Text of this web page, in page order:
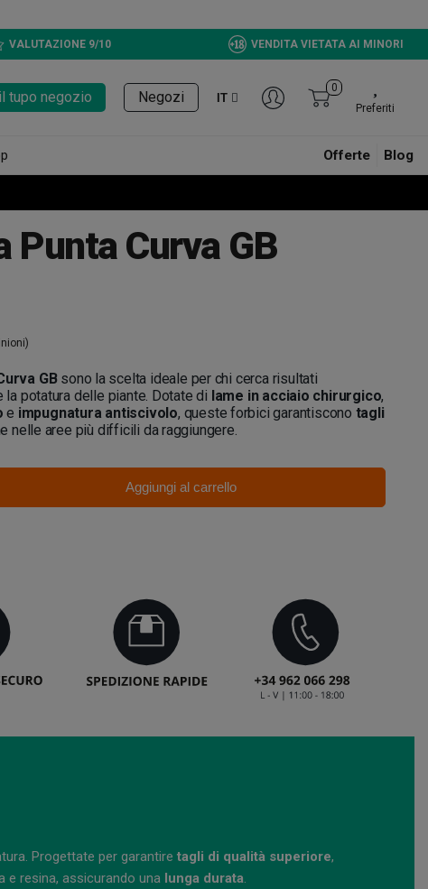
VALUTAZIONE 9/10 VENDITA VIETATA AI MINORI
tupo negozio Negozi IT
0
Preferiti
Offerte Blog
Punta Curva GB
GBsono la scelta ideale per chi cerca risultati
potatura delle piante. Dotate di lame in acciaio chirurgico,
e impugnatura antiscivolo, queste forbici garantiscono tagli
nelle aree più difficili da raggiungere.
Aggiungi al carrello
Progettate per garantire tagli di qualità superiore,
e resina, assicurando una lunga durata.